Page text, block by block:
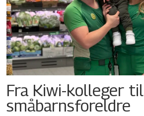
Fra Kiwi-kolleger til
småbarnsforeldre